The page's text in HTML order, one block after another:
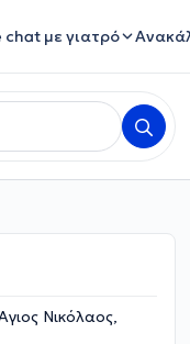
chat με γιατρό
Νικόλαος,